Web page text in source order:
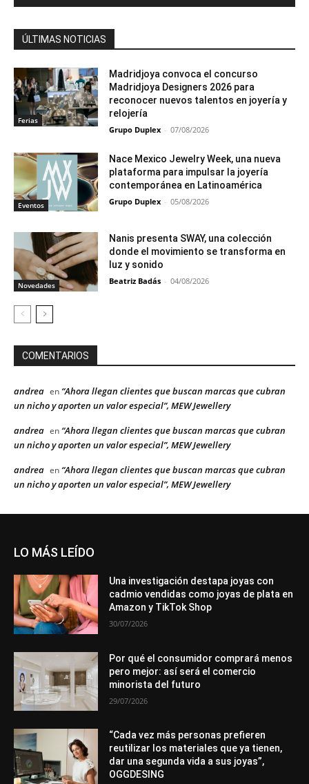
ÚLTIMAS NOTICIAS
Ferias
Madridjoya convoca el concurso
Madridjoya Designers 2026 para
reconocer nuevos talentos en joyería y
relojería
Grupo Duplex - 07/08/2026
Eventos
Nace Mexico Jewelry Week, una nueva
plataforma para impulsar la joyería
contemporánea en Latinoamérica
Grupo Duplex - 05/08/2026
Novedades
Nanis presenta SWAY, una colección
donde el movimiento se transforma en
luz y sonido
Beatriz Badás - 04/08/2026
COMENTARIOS
andrea en “Ahora llegan clientes que buscan marcas que cubran
un nicho y aporten un valor especial”, MEW Jewellery
andrea en “Ahora llegan clientes que buscan marcas que cubran
un nicho y aporten un valor especial”, MEW Jewellery
andrea en “Ahora llegan clientes que buscan marcas que cubran
un nicho y aporten un valor especial”, MEW Jewellery
LO MÁS LEÍDO
Una investigación destapa joyas con
cadmio vendidas como joyas de plata en
Amazon y TikTok Shop
30/07/2026
Por qué el consumidor comprará menos
pero mejor: así será el comercio
minorista del futuro
29/07/2026
“Cada vez más personas prefieren
reutilizar los materiales que ya tienen,
dar una segunda vida a sus joyas”,
OGGDESING